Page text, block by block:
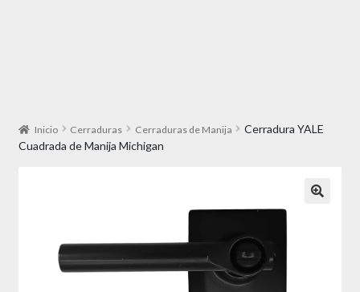
Inicio Cerraduras Cerraduras de Manija
Cerradura YALE
Cuadrada de Manija Michigan